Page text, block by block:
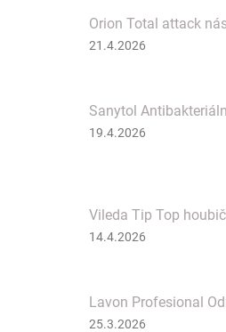
Hodnocení
z
5
21.4.2026
Hodnocení
5
hvězdiček.
19.4.2026
Vileda Tip Top
Hodnocení
z
5
14.4.2026
Lavon Profesional
Hodnocení
25.3.2026